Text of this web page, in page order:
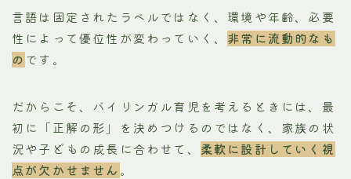
言語は固定されたラベルではなく、環境や年齢、必要
性によって優位性が変わっていく、 非常に流動的なも
の です。
だからこそ、バイリンガル育児を考えるときには、最
初に「正解の形」を決めつけるのではなく、家族の状
況や子どもの成長に合わせて、 柔軟に設計していく視
点が欠かせません 。